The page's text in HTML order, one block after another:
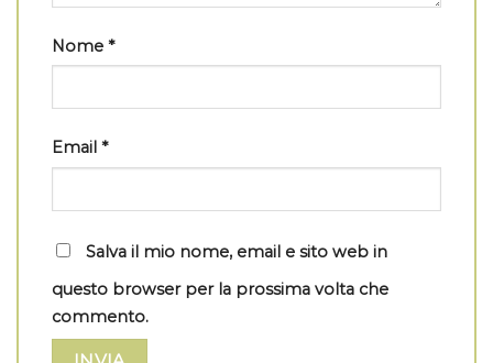
Nome *
Email *
Salva il mio nome, email e sito web in
questo browser per la prossima volta che
commento.